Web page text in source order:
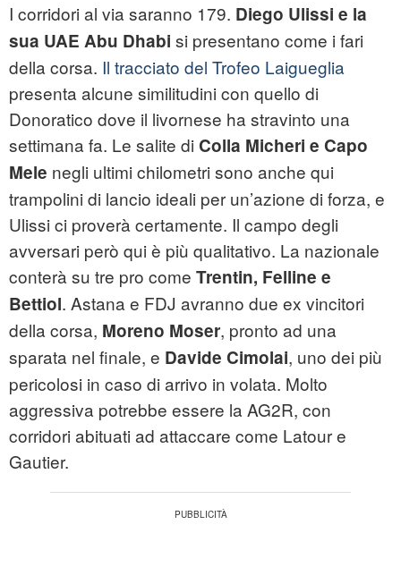
I corridori al via saranno 179. Diego Ulissi e la
sua UAE Abu Dhabi si presentano come i fari
della corsa. Il tracciato del Trofeo Laigueglia
presenta alcune similitudini con quello di
Donoratico dove il livornese ha stravinto una
settimana fa. Le salite di Colla Micheri e Capo
Mele negli ultimi chilometri sono anche qui
trampolini di lancio ideali per un’azione di forza, e
Ulissi ci proverà certamente. Il campo degli
avversari però qui è più qualitativo. La nazionale
conterà su tre pro come Trentin, Felline e
Bettiol. Astana e FDJ avranno due ex vincitori
della corsa, Moreno Moser, pronto ad una
sparata nel finale, e Davide Cimolai, uno dei più
pericolosi in caso di arrivo in volata. Molto
aggressiva potrebbe essere la AG2R, con
corridori abituati ad attaccare come Latour e
Gautier.